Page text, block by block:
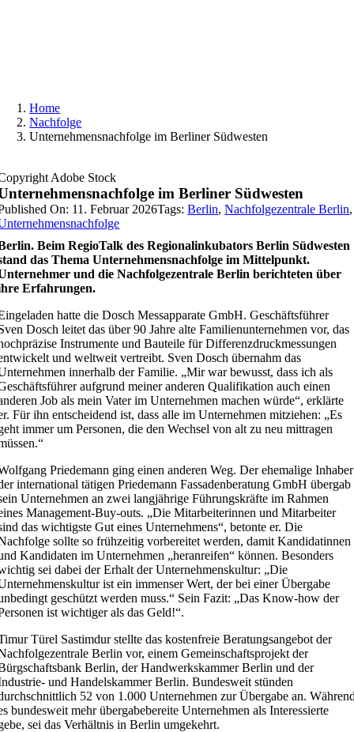
Home
Nachfolge
Unternehmensnachfolge im Berliner Südwesten
Adobe Stock
im Berliner Südwesten
On: 11. Februar 2026Tags:Berlin,Nachfolgezentrale Berlin,
Beim RegioTalk des Regionalinkubators Berlin Südwesten
das Thema Unternehmensnachfolge im Mittelpunkt.
und die Nachfolgezentrale Berlin berichteten über
Erfahrungen.
hatte die Dosch Messapparate GmbH. Geschäftsführer
Dosch leitet das über 90 Jahre alte Familienunternehmen vor, das
Instrumente und Bauteile für Differenzdruckmessungen
und weltweit vertreibt. Sven Dosch übernahm das
innerhalb der Familie. „Mir war bewusst, dass ich als
aufgrund meiner anderen Qualifikation auch einen
Job als mein Vater im Unternehmen machen würde“, erklärte
Für ihn entscheidend ist, dass alle im Unternehmen mitziehen: „Es
immer um Personen, die den Wechsel von alt zu neu mittragen
Priedemann ging einen anderen Weg. Der ehemalige Inhaber
international tätigen Priedemann Fassadenberatung GmbH übergab
Unternehmen an zwei langjährige Führungskräfte im Rahmen
Management-Buy-outs. „Die Mitarbeiterinnen und Mitarbeiter
das wichtigste Gut eines Unternehmens“, betonte er. Die
sollte so frühzeitig vorbereitet werden, damit Kandidatinnen
Kandidaten im Unternehmen „heranreifen“ können. Besonders
sei dabei der Erhalt der Unternehmenskultur: „Die
ist ein immenser Wert, der bei einer Übergabe
geschützt werden muss.“ Sein Fazit: „Das Know-how der
ist wichtiger als das Geld!“.
Türel Sastimdur stellte das kostenfreie Beratungsangebot der
Berlin vor, einem Gemeinschaftsprojekt der
Berlin, der Handwerkskammer Berlin und der
und Handelskammer Berlin. Bundesweit stünden
52 von 1.000 Unternehmen zur Übergabe an.
bundesweit mehr übergabebereite Unternehmen als Interessierte
sei das Verhältnis in Berlin umgekehrt.